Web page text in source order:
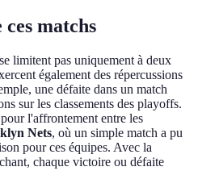
matchs
limitent pas uniquement à deux
également des répercussions
une défaite dans un match
sur les classements des playoffs.
l'affrontement entre les
Nets, où un simple match a pu
pour ces équipes. Avec la
chaque victoire ou défaite